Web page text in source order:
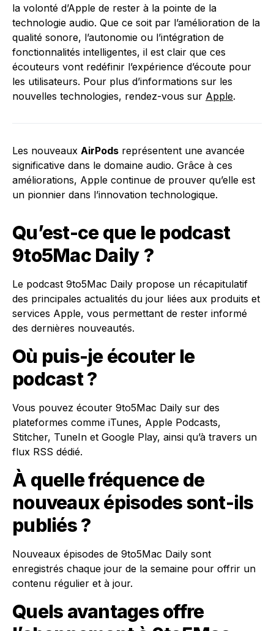
la volonté d’Apple de rester à la pointe de la
technologie audio. Que ce soit par l’amélioration de la
qualité sonore, l’autonomie ou l’intégration de
fonctionnalités intelligentes, il est clair que ces
écouteurs vont redéfinir l’expérience d’écoute pour
les utilisateurs. Pour plus d’informations sur les
nouvelles technologies, rendez-vous sur Apple.
Les nouveaux AirPods représentent une avancée
significative dans le domaine audio. Grâce à ces
améliorations, Apple continue de prouver qu’elle est
un pionnier dans l’innovation technologique.
Qu’est-ce que le podcast
9to5Mac Daily ?
Le podcast 9to5Mac Daily propose un récapitulatif
des principales actualités du jour liées aux produits et
services Apple, vous permettant de rester informé
des dernières nouveautés.
Où puis-je écouter le
podcast ?
Vous pouvez écouter 9to5Mac Daily sur des
plateformes comme iTunes, Apple Podcasts,
Stitcher, TuneIn et Google Play, ainsi qu’à travers un
flux RSS dédié.
À quelle fréquence de
nouveaux épisodes sont-ils
publiés ?
Nouveaux épisodes de 9to5Mac Daily sont
enregistrés chaque jour de la semaine pour offrir un
contenu régulier et à jour.
Quels avantages offre